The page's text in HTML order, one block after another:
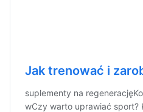
Jak trenować i
suplementy na
wCzy warto uprawiać sport?